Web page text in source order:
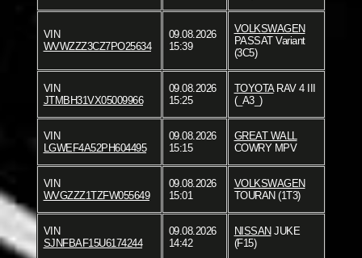
VIN
WVWZZZ3CZ7PO25634
09.08.2026
15:39
VOLKSWAGEN
PASSAT Variant
(3C5)
VIN
JTMBH31VX05009966
09.08.2026
15:25
TOYOTARAV 4 III
(_A3_)
VIN
LGWEF4A52PH604495
09.08.2026
15:15
GREAT WALL
COWRY MPV
VIN
WVGZZZ1TZFW055649
09.08.2026
15:01
VOLKSWAGEN
TOURAN (1T3)
VIN
SJNFBAF15U6174244
09.08.2026
14:42
NISSAN JUKE
(F15)